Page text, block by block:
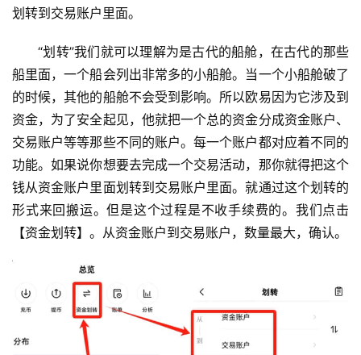
币
圈
新
行
分
划转到交易账户里面。
“划转”我们就可以理解为是古代的船舱，在古代的那些
船里面，一个船会列出非常多的小船舱。当一个小船舱破了
的时候，其他的船舱不会受到影响。所以欧易因为它涉及到
资金，为了安全起见，他就把一个总的资金分成资金账户、
交易账户等等那些不同的账户。每一个账户都对应着不同的
功能。如果说你想要去完成一个交易活动，那你就得把这个
钱从资金账户里面划转到交易账户里面。就通过这个划转的
形式来回搬运。但是这个过程是不收手续费的。我们点击
【资金划转】。从资金账户到交易账户，数量最大，确认。